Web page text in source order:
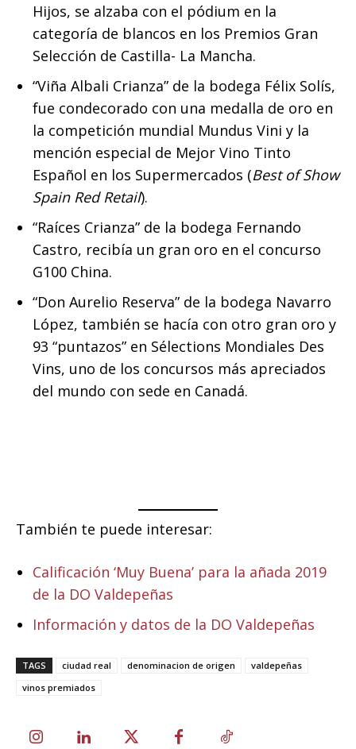
Hijos, se alzaba con el pódium en la
categoría de blancos en los Premios Gran
Selección de Castilla- La Mancha.
“Viña Albali Crianza” de la bodega Félix Solís,
fue condecorado con una medalla de oro en
la competición mundial Mundus Vini y la
mención especial de Mejor Vino Tinto
Español en los Supermercados (Best of Show
Spain Red Retail).
“Raíces Crianza” de la bodega Fernando
Castro, recibía un gran oro en el concurso
G100 China.
“Don Aurelio Reserva” de la bodega Navarro
López, también se hacía con otro gran oro y
93 “puntazos” en Sélections Mondiales Des
Vins, uno de los concursos más apreciados
del mundo con sede en Canadá.
También te puede interesar:
Calificación ‘Muy Buena’ para la añada 2019
de la DO Valdepeñas
Información y datos de la DO Valdepeñas
TAGS ciudad real denominacion de origen
valdepeñas
vinos premiados